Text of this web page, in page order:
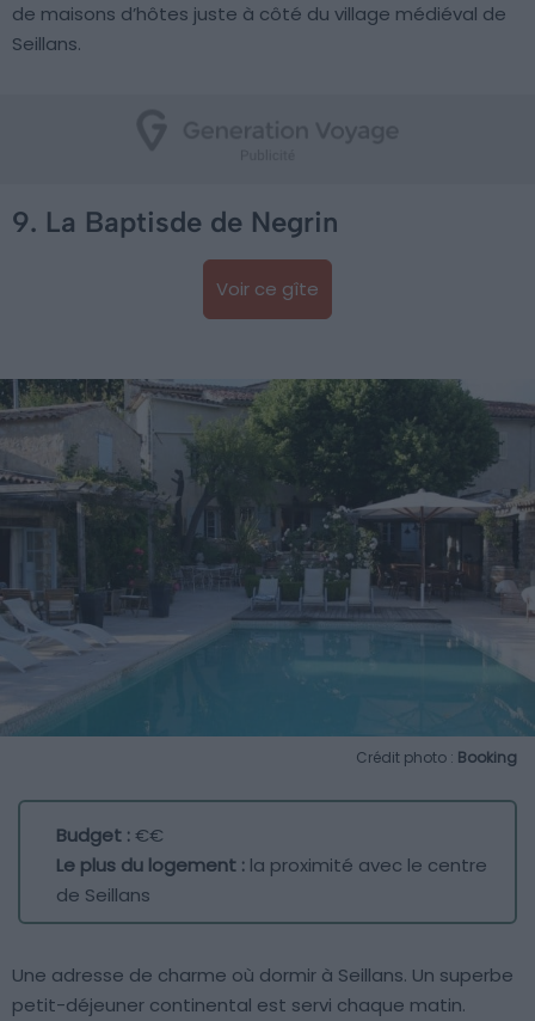
de maisons d’hôtes juste à côté du village médiéval de
Seillans.
9. La Baptisde de Negrin
Voir ce gîte
Crédit photo : Booking
Budget :€€
Le plus du logement : la proximité avec le centre
de Seillans
Une adresse de charme où dormir à Seillans. Un superbe
petit-déjeuner continental est servi chaque matin.